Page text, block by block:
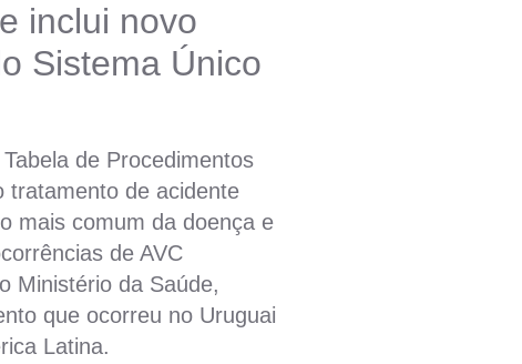
inclui novo
Sistema Único
de Procedimentos
tratamento de acidente
mais comum da doença e
de AVC
Ministério da Saúde,
que ocorreu no Uruguai
Latina.